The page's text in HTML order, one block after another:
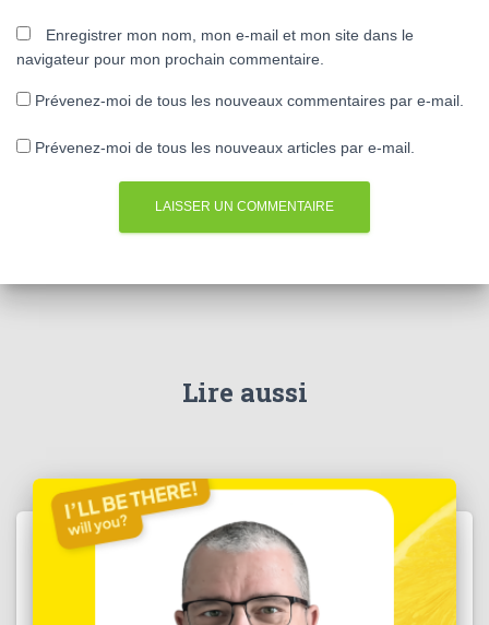
Enregistrer mon nom, mon e-mail et mon site dans le
navigateur pour mon prochain commentaire.
Prévenez-moi de tous les nouveaux commentaires par e-mail.
Prévenez-moi de tous les nouveaux articles par e-mail.
Lire aussi